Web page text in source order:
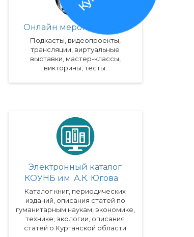
Онлайн мероприятия
Подкасты, видеопроекты,
трансляции, виртуальные
выставки, мастер-классы,
викторины, тесты.
Электронный каталог
КОУНБ им. А.К. Югова
Каталог книг, периодических
изданий, описания статей по
гуманитарным наукам, экономике,
технике, экологии, описания
статей о Курганской области